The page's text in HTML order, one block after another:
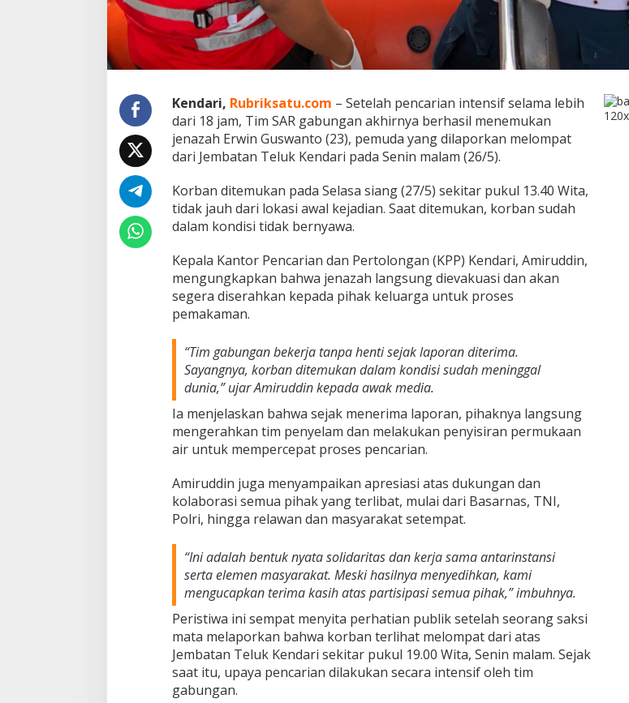
e
n
d
a
Kendari, Rubriksatu.com – Setelah pencarian intensif selama lebih
dari 18 jam, Tim SAR gabungan akhirnya berhasil menemukan
jenazah Erwin Guswanto (23), pemuda yang dilaporkan melompat
dari Jembatan Teluk Kendari pada Senin malam (26/5).
Korban ditemukan pada Selasa siang (27/5) sekitar pukul 13.40 Wita,
tidak jauh dari lokasi awal kejadian. Saat ditemukan, korban sudah
dalam kondisi tidak bernyawa.
Kepala Kantor Pencarian dan Pertolongan (KPP) Kendari, Amiruddin,
mengungkapkan bahwa jenazah langsung dievakuasi dan akan
segera diserahkan kepada pihak keluarga untuk proses
pemakaman.
“Tim gabungan bekerja tanpa henti sejak laporan diterima.
Sayangnya, korban ditemukan dalam kondisi sudah meninggal
dunia,” ujar Amiruddin kepada awak media.
Ia menjelaskan bahwa sejak menerima laporan, pihaknya langsung
mengerahkan tim penyelam dan melakukan penyisiran permukaan
air untuk mempercepat proses pencarian.
Amiruddin juga menyampaikan apresiasi atas dukungan dan
kolaborasi semua pihak yang terlibat, mulai dari Basarnas, TNI,
Polri, hingga relawan dan masyarakat setempat.
“Ini adalah bentuk nyata solidaritas dan kerja sama antarinstansi
serta elemen masyarakat. Meski hasilnya menyedihkan, kami
mengucapkan terima kasih atas partisipasi semua pihak,” imbuhnya.
Peristiwa ini sempat menyita perhatian publik setelah seorang saksi
mata melaporkan bahwa korban terlihat melompat dari atas
Jembatan Teluk Kendari sekitar pukul 19.00 Wita, Senin malam. Sejak
saat itu, upaya pencarian dilakukan secara intensif oleh tim
gabungan.